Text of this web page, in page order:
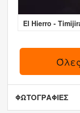
El Hierro -
ΦΩΤΟΓΡΑΦΙΕΣ